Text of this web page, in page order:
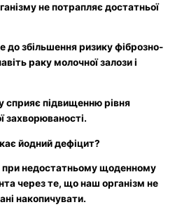
не потрапляє достатньої
до збільшення ризику фіброзно-
раку молочної залози і
сприяє підвищенню рівня
захворюваності.
йодний дефіцит?
при недостатньому щоденному
через те, що наш організм не
накопичувати.